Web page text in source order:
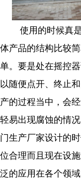
使用的时候真是
体产品的结构比较
单。要是处在摇控
以随便点开、终止
产的过程当中，会
轻易出现腐蚀的情
门生产厂家设计的
位合理而且现在设
泛的应用在各个领域